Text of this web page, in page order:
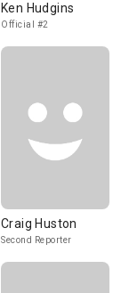
Ken Hudgins
Official #2
Craig Huston
Second Reporter